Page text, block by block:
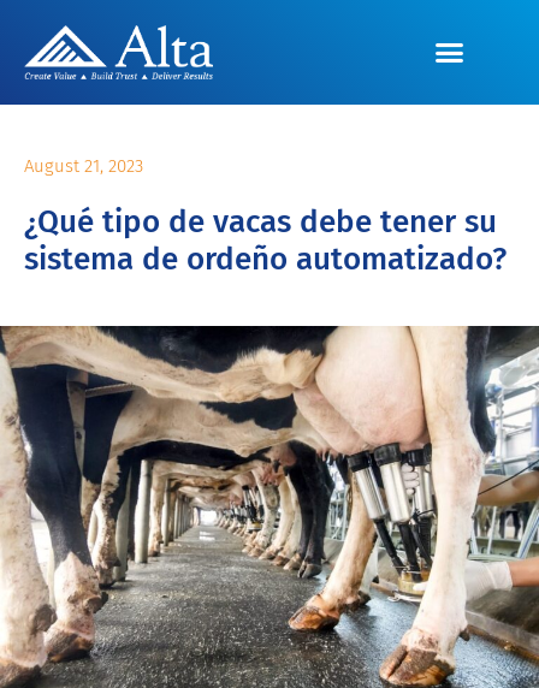
August 21, 2023
¿Qué tipo de vacas debe tener su
sistema de ordeño automatizado?